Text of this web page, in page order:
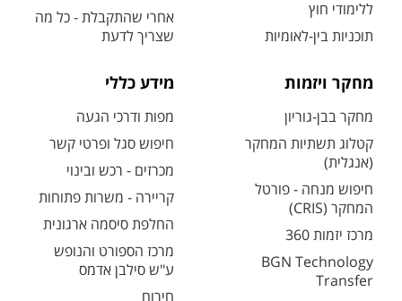
ללימודי חוץ
תוכניות בין-לאומיות
אחרי שהתקבלת - כל מה
שצריך לדעת
מחקר ויזמות
מחקר בבן-גוריון
קטלוג תשתיות המחקר
(אנגלית)
חיפוש מנחה - פורטל
המחקר (CRIS)
מרכז יזמות 360
BGN Technology
Transfer
מידע כללי
מפות ודרכי הגעה
חיפוש סגל ופרטי קשר
מכרזים - רכש ובינוי
קריירה - משרות פתוחות
החלפת סיסמה ארגונית
מרכז הספורט והנופש
ע"ש סילבן אדמס
חירום